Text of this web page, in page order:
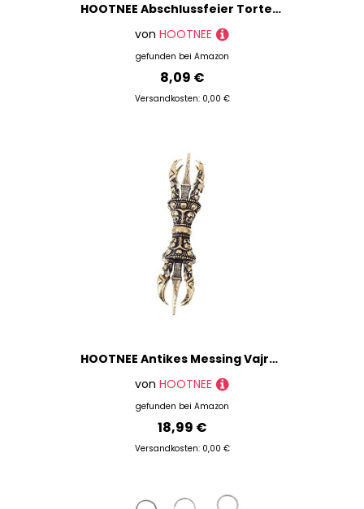
HOOTNEE Abschlussfeier Tortendeko Niedliche Cartoon Cake Decor Kleine Doktor Figur Kuchenaufsatz für Graduation Party Supplies Süße Kuchenverzierung für Festliche Anlässe
von HOOTNEE
gefunden bei Amazon
8,09 €
Versandkosten: 0,00 €
HOOTNEE Antikes Messing Vajra Pestle Desktop Retro Tibetische Kunstverzierung Robustes Langlebiges Handwerk Perfektes für Freunde und
von HOOTNEE
gefunden bei Amazon
18,99 €
Versandkosten: 0,00 €